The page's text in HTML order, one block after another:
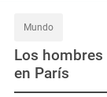
Mundo
Los
en París